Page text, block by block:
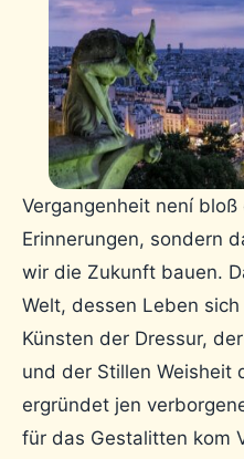
Vergangenheit není bloß
Erinnerungen, sondern
wir die Zukunft bauen.
Welt, dessen Leben
Künsten der Dressur,
und der Stillen Weisheit
ergründet jen
für das Gestalitten kom